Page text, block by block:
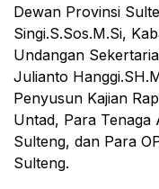
Dewan Provinsi
Singi.S.Sos.M.Si,
Undangan
Julianto
Penyusun Kajian
Untad, Para Tenaga
Sulteng, dan Para
Sulteng.